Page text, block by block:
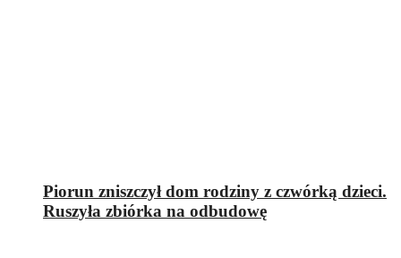
Piorun zniszczył dom rodziny z czwórką dzieci.
Ruszyła zbiórka na odbudowę